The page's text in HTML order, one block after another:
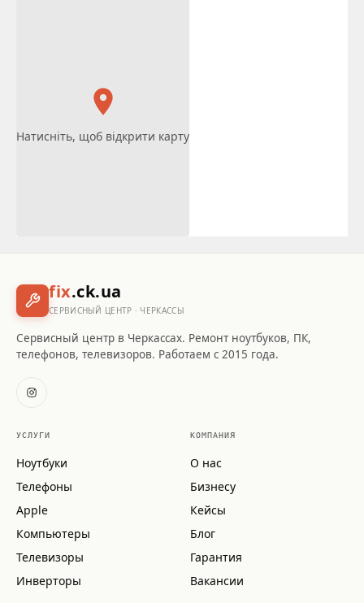
Натисніть, щоб відкрити карту
fix.ck.ua
СЕРВИСНЫЙ ЦЕНТР · ЧЕРКАССЫ
Сервисный центр в Черкассах. Ремонт ноутбуков, ПК,
телефонов, телевизоров. Работаем с 2015 года.
УСЛУГИ
Ноутбуки
Телефоны
Apple
Компьютеры
Телевизоры
Инверторы
КОМПАНИЯ
О нас
Бизнесу
Кейсы
Блог
Гарантия
Вакансии